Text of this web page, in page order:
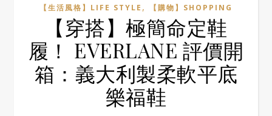
【生活風格】LIFE STYLE , 【購物】SHOPPING
【穿搭】極簡命定鞋
履！ EVERLANE 評價開
箱：義大利製柔軟平底
樂福鞋